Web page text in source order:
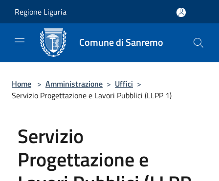
Regione Liguria
Comune di Sanremo
Home > Amministrazione > Uffici >
Servizio Progettazione e Lavori Pubblici (LLPP 1)
Servizio
Progettazione e